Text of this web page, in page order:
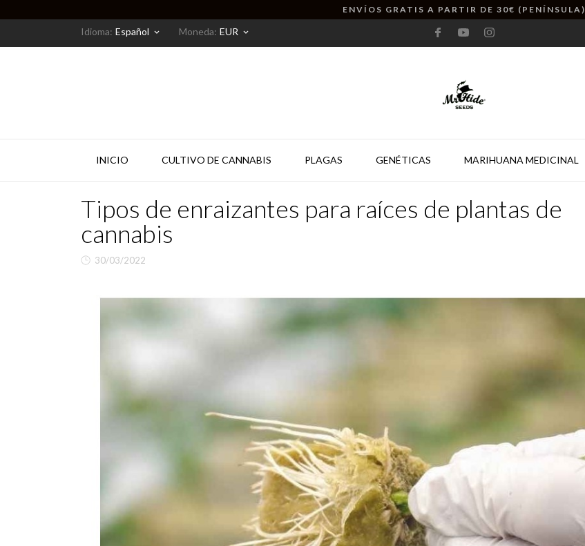
ENVÍOS GRATIS A PARTIR DE 30€ (PENÍNSULA)
Idioma: Español keyboard_arrow_down Moneda: EUR keyboard_arrow_down
INICIO CULTIVO DE CANNABIS PLAGAS GENÉTICAS MARIHUANA MEDICINAL
Tipos de enraizantes para raíces de plantas de
cannabis
30/03/2022